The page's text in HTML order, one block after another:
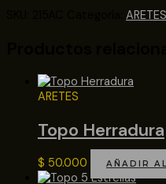
ARETES
ARETES
Topo Herradura
$ 50.000 AÑADIR